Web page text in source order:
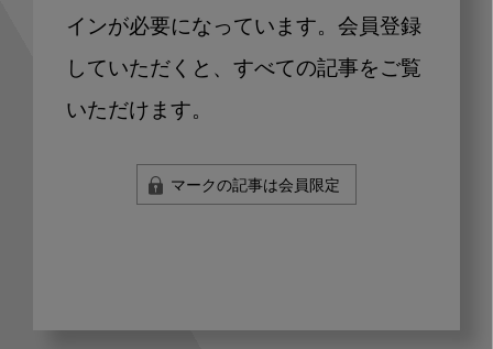
インが必要になっています。会員登録
していただくと、すべての記事をご覧
いただけます。
マークの記事は会員限定